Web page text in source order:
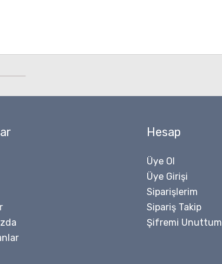
Hesap
Üye Ol
Üye Girişi
Siparişlerim
Sipariş Takip
Şifremi Unuttum